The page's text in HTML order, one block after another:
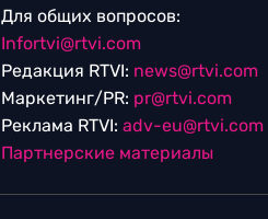
Для общих вопросов:
Infortvi@rtvi.com
Редакция RTVI: news@rtvi.com
Маркетинг/PR: pr@rtvi.com
Реклама RTVI: adv-eu@rtvi.com
Партнерские материалы